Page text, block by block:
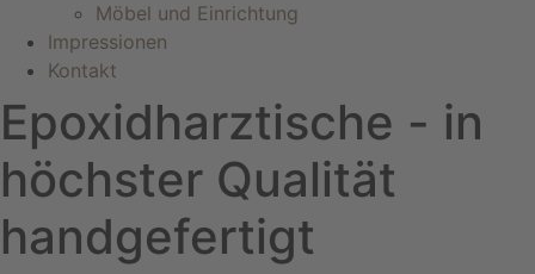
Möbel und Einrichtung
Impressionen
Kontakt
Epoxidharztische - in
höchster Qualität
handgefertigt